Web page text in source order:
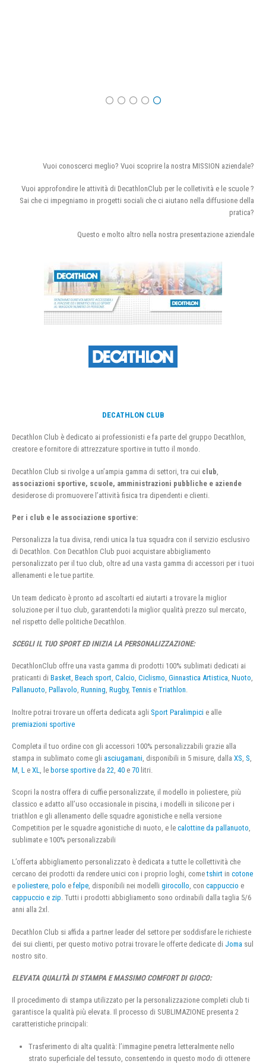
Vuoi conoscerci meglio? Vuoi scoprire la nostra MISSION aziendale?
Vuoi approfondire le attività di DecathlonClub per le colletività e le scuole ?
Sai che ci impegniamo in progetti sociali che ci aiutano nella diffusione della
pratica?
Questo e molto altro nella nostra presentazione aziendale
DECATHLON CLUB
Decathlon Club è dedicato ai professionisti e fa parte del gruppo Decathlon,
creatore e fornitore di attrezzature sportive in tutto il mondo.
Decathlon Club si rivolge a un’ampia gamma di settori, tra cui club
associazioni sportive, scuole, amministrazioni pubbliche e aziende
desiderose di promuovere l’attività fisica tra dipendenti e clienti.
Per i club e le associazione sportive:
Personalizza la tua divisa, rendi unica la tua squadra con il servizio esclusivo
di Decathlon. Con Decathlon Club puoi acquistare abbigliamento
personalizzato per il tuo club, oltre ad una vasta gamma di accessori per i tuoi
allenamenti e le tue partite.
Un team dedicato è pronto ad ascoltarti ed aiutarti a trovare la miglior
soluzione per il tuo club, garantendoti la miglior qualità prezzo sul mercato,
nel rispetto delle politiche Decathlon.
SCEGLI IL TUO SPORT ED INIZIA LA PERSONALIZZAZIONE:
DecathlonClub offre una vasta gamma di prodotti 100% sublimati dedicati ai
praticanti di Basket, Beach sport, Calcio, Ciclismo, Ginnastica Artistica, Nuoto,
Pallanuoto, Pallavolo, Running, Rugby, Tennis e Triathlon.
Inoltre potrai trovare un offerta dedicata agli Sport Paralimpici e alle
premiazioni sportive
Completa il tuo ordine con gli accessori 100% personalizzabili grazie alla
stampa in sublimato come gli asciugamani , disponibili in 5 misure, dalla XS S
M L e XL , le borse sportive da 22 40 e 70 litri.
Scopri la nostra offera di cuffie personalizzate, il modello in poliestere, più
classico e adatto all’uso occasionale in piscina, i modelli in silicone per i
triathlon e gli allenamento delle squadre agonistiche e nella versione
Competition per le squadre agonistiche di nuoto, e le calottine da pallanuoto,
sublimate e 100% personalizzabili
L’offerta abbigliamento personalizzato è dedicata a tutte le collettività che
cercano dei prodotti da rendere unici con i proprio loghi, cometshirt in cotone
e poliestere, polo e felpe, disponibili nei modelli girocollo, con cappuccio e
cappuccio e zip. Tutti i prodotti abbigliamento sono ordinabili dalla taglia 5/6
anni alla 2xl.
Decathlon Club si affida a partner leader del settore per soddisfare le richieste
dei sui clienti, per questo motivo potrai trovare le offerte dedicate di Joma sul
nostro sito.
ELEVATA QUALITÀ DI STAMPA E MASSIMO COMFORT DI GIOCO:
Il procedimento di stampa utilizzato per la personalizzazione completi club ti
garantisce la qualità più elevata. Il processo di SUBLIMAZIONE presenta 2
caratteristiche principali:
Trasferimento di alta qualità: l’immagine penetra letteralmente nello
strato superficiale del tessuto, consentendo in questo modo di ottenere